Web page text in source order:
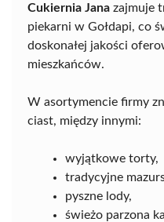
Cukiernia Jana zajmuje
piekarni w Gołdapi, co
doskonałej jakości
mieszkańców.
W asortymencie firmy
ciast, między innymi:
wyjątkowe torty,
tradycyjne
pyszne lody,
świeżo parzona